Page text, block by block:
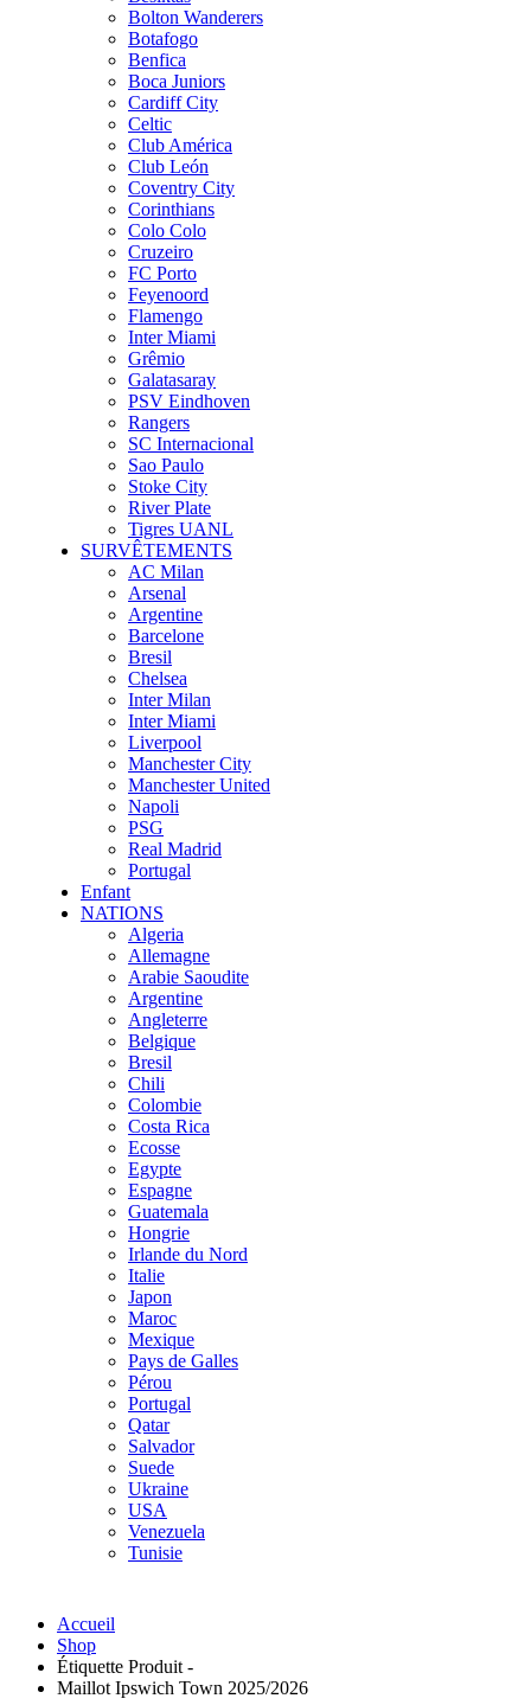
Bolton Wanderers
Botafogo
Benfica
Boca Juniors
Cardiff City
Celtic
Club América
Club León
Coventry City
Corinthians
Colo Colo
Cruzeiro
FC Porto
Feyenoord
Flamengo
Inter Miami
Grêmio
Galatasaray
PSV Eindhoven
Rangers
SC Internacional
Sao Paulo
Stoke City
River Plate
Tigres UANL
SURVÊTEMENTS
AC Milan
Arsenal
Argentine
Barcelone
Bresil
Chelsea
Inter Milan
Inter Miami
Liverpool
Manchester City
Manchester United
Napoli
PSG
Real Madrid
Portugal
Enfant
NATIONS
Algeria
Allemagne
Arabie Saoudite
Argentine
Angleterre
Belgique
Bresil
Chili
Colombie
Costa Rica
Ecosse
Egypte
Espagne
Guatemala
Hongrie
Irlande du Nord
Italie
Japon
Maroc
Mexique
Pays de Galles
Pérou
Portugal
Qatar
Salvador
Suede
Ukraine
USA
Venezuela
Tunisie
Accueil
Shop
Étiquette Produit -
Maillot Ipswich Town 2025/2026